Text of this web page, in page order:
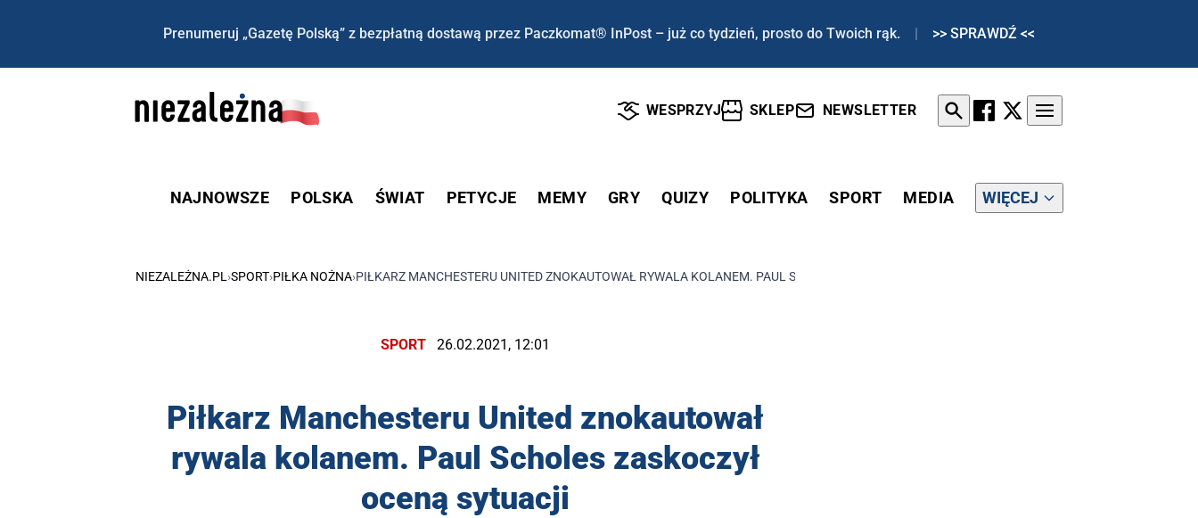
Prenumeruj „Gazetę Polską” z bezpłatną dostawą przez Paczkomat® InPost – już co tydzień, prosto do Twoich rąk. | >> SPRAWDŹ <<
WESPRZYJ SKLEP NEWSLETTER
NAJNOWSZE POLSKA ŚWIAT PETYCJE MEMY GRY QUIZY POLITYKA SPORT MEDIA WIĘCEJ
NIEZALEŻNA.PL ›SPORT›PIŁKA NOŻNA›PIŁKARZ MANCHESTERU UNITED ZNOKAUTOWAŁ RYWALA KOLANEM. PAUL SCHOLES ZASKOCZYŁ OCENĄ SYTUACJI
SPORT 26.02.2021, 12:01
Piłkarz Manchesteru United znokautował
rywala kolanem. Paul Scholes zaskoczył
oceną sytuacji